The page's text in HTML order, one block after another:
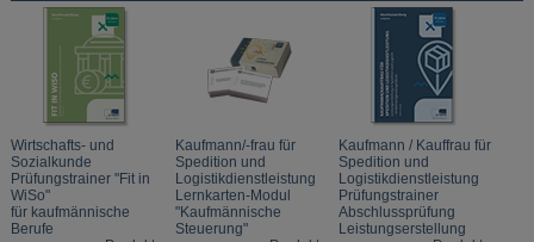
Prozessorientierte Leistungserstellung in Spedition und Logistik
Sammelgut- und Systemverkehre
Logistische Dienstleistungen
Kosten- und Leistungsrechnung
Controlling
Wirtschafts- und
Sozialkunde
Prüfungstrainer "Fit in
WiSo"
für kaufmännische
Berufe
Kaufmann/-frau für
Spedition und
Logistikdienstleistung
Lernkarten-Modul
"Kaufmännische
Steuerung"
Kaufmann / Kauffrau für
Spedition und
Logistikdienstleistung
Prüfungstrainer
Abschlussprüfung
Leistungserstellung